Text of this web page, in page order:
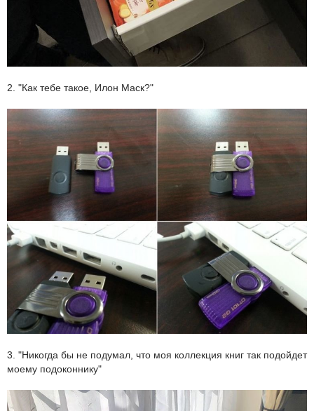
2. "Как тебе такое, Илон Маск?"
3. "Никогда бы не подумал, что моя коллекция книг так подойдет
моему подоконнику"